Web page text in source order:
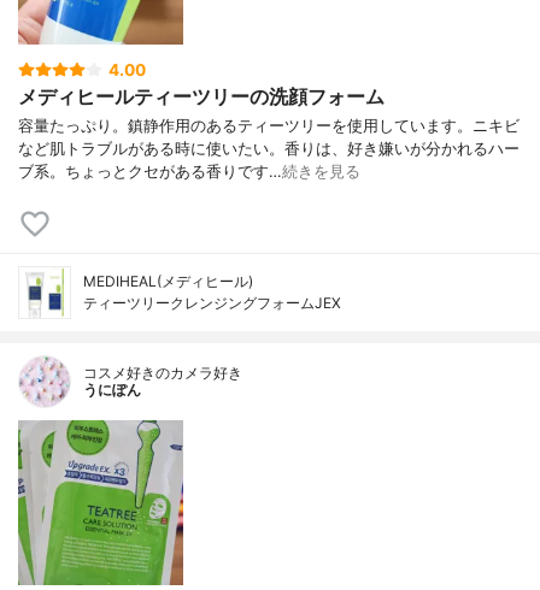
4.00
メディヒールティーツリーの洗顔フォーム
容量たっぷり。鎮静作用のあるティーツリーを使用しています。ニキビ
など肌トラブルがある時に使いたい。香りは、好き嫌いが分かれるハー
ブ系。ちょっとクセがある香りです…続きを見る
MEDIHEAL(メディヒール)
ティーツリークレンジングフォームJEX
コスメ好きのカメラ好き
うにぽん